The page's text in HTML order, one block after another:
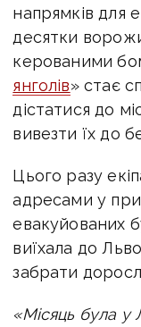
напрямків для
десятки
керованими
янголів» стає
дістатися до
вивезти їх до
Цього разу
адресами у
евакуйованих
виїхала до
забрати
«Місяць була у